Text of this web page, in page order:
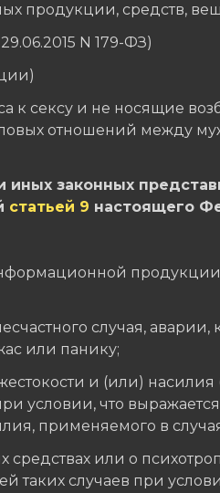
продукции, средств,
N 179-ФЗ)
к сексу и не носящие
отношений между
иных законных
статьей 9 настоящего
продукции
случая, аварии,
или панику;
и (или) насилия
условии, что
применяемого в
или о
таких случаев при